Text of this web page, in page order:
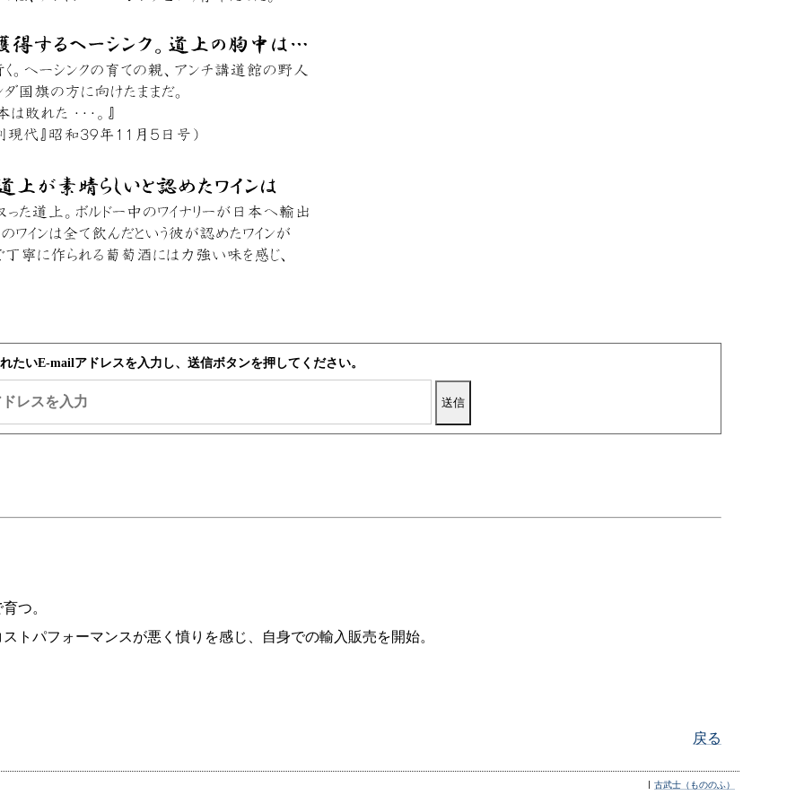
たいE-mailアドレスを入力し、送信ボタンを押してください。
つ。
トパフォーマンスが悪く憤りを感じ、自身での輸入販売を開始。
戻る
古武士（もののふ）